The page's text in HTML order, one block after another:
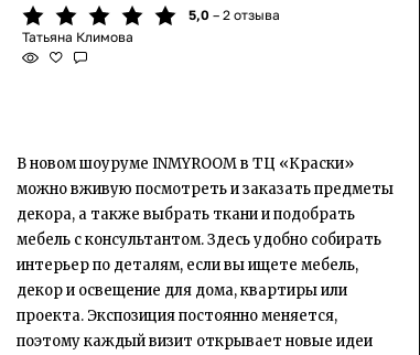
5,0 – 2 отзыва
Татьяна Климова
В новом шоуруме INMYROOM в ТЦ «Краски»
можно вживую посмотреть и заказать предметы
декора, а также выбрать ткани и подобрать
мебель с консультантом. Здесь удобно собирать
интерьер по деталям, если вы ищете мебель,
декор и освещение для дома, квартиры или
проекта. Экспозиция постоянно меняется,
поэтому каждый визит открывает новые идеи